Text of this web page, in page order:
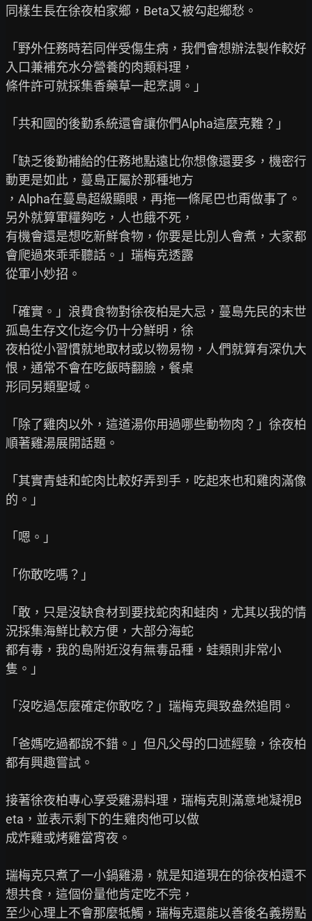
同樣生長在徐夜柏家鄉，Beta又被勾起鄉愁。
「野外任務時若同伴受傷生病，我們會想辦法製作較好
入口兼補充水分營養的肉類料理，
條件許可就採集香藥草一起烹調。」
「共和國的後勤系統還會讓你們Alpha這麼克難？」
「缺乏後勤補給的任務地點遠比你想像還要多，機密行
動更是如此，蔓島正屬於那種地方
，Alpha在蔓島超級顯眼，再拖一條尾巴也甭做事了。
另外就算軍糧夠吃，人也餓不死，
有機會還是想吃新鮮食物，你要是比別人會煮，大家都
會爬過來乖乖聽話。」瑞梅克透露
從軍小妙招。
「確實。」浪費食物對徐夜柏是大忌，蔓島先民的末世
孤島生存文化迄今仍十分鮮明，徐
夜柏從小習慣就地取材或以物易物，人們就算有深仇大
恨，通常不會在吃飯時翻臉，餐桌
形同另類聖域。
「除了雞肉以外，這道湯你用過哪些動物肉？」徐夜柏
順著雞湯展開話題。
「其實青蛙和蛇肉比較好弄到手，吃起來也和雞肉滿像
的。」
「嗯。」
「你敢吃嗎？」
「敢，只是沒缺食材到要找蛇肉和蛙肉，尤其以我的情
況採集海鮮比較方便，大部分海蛇
都有毒，我的島附近沒有無毒品種，蛙類則非常小
隻。」
「沒吃過怎麼確定你敢吃？」瑞梅克興致盎然追問。
「爸媽吃過都說不錯。」但凡父母的口述經驗，徐夜柏
都有興趣嘗試。
接著徐夜柏專心享受雞湯料理，瑞梅克則滿意地凝視B
eta，並表示剩下的生雞肉他可以做
成炸雞或烤雞當宵夜。
瑞梅克只煮了一小鍋雞湯，就是知道現在的徐夜柏還不
想共食，這個份量他肯定吃不完，
至少心理上不會那麼牴觸，瑞梅克還能以善後名義撈點